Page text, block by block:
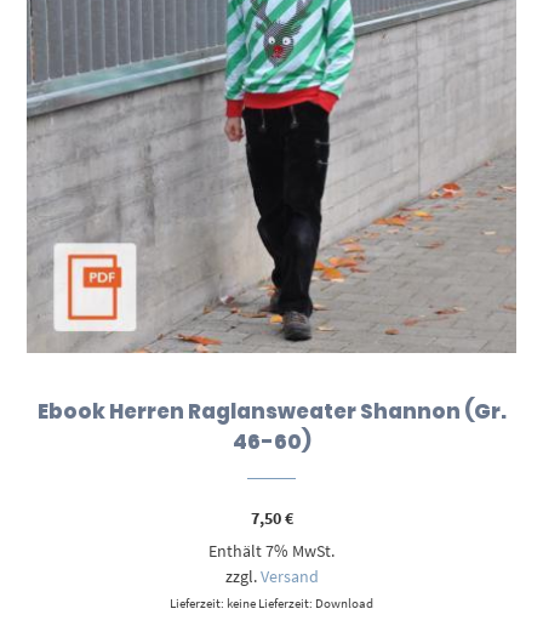
Ebook Herren Raglansweater Shannon (Gr.
46-60)
7,50€
Enthält 7% MwSt.
zzgl.Versand
Lieferzeit: keine Lieferzeit: Download